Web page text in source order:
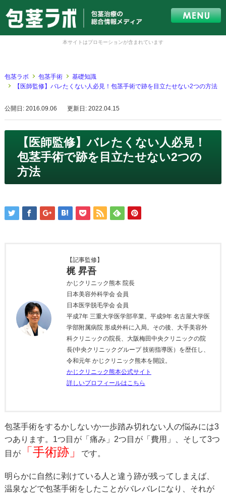
本サイトはプロモーションが含まれています
包茎ラボ 包茎手術
基礎知識
【医師監修】バレたくない人必見！包茎手術で跡を目立たせない2つの方法
公開日: 2016.09.06 更新日: 2022.04.15
【医師監修】バレたくない人必見！
包茎手術で跡を目立たせない2つの
方法
【記事監修】
梶 昇吾
かじクリニック熊本 院長
日本美容外科学会 会員
日本医学脱毛学会 会員
平成7年 三重大学医学部卒業。平成9年 名古屋大学医
学部附属病院 形成外科に入局。その後、大手美容外
科クリニックの院長、大阪梅田中央クリニックの院
長(中央クリニックグループ 技術指導医）を歴任し、
令和元年 かじクリニック熊本を開設。
かじクリニック熊本公式サイト
詳しいプロフィールはこちら
包茎手術をするかしないか一歩踏み切れない人の悩みには3
つあります。1つ目が「痛み」2つ目が「費用」、そして3つ
目が「手術跡」 です。
明らかに自然に剥けている人と違う跡が残ってしまえば、
温泉などで包茎手術をしたことがバレバレになり、それが